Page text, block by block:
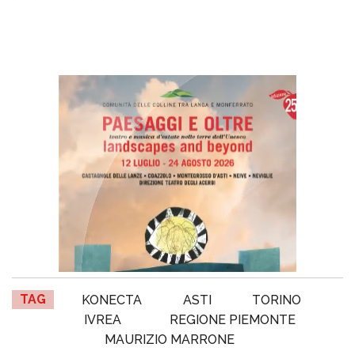
TAG KONECTA ASTI
TORINO
IVREA
REGIONE PIEMONTE
MAURIZIO MARRONE